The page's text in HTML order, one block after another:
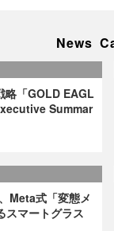
News
略「GOLD EAGL
Summar
Meta式「変態メ
スマートグラス